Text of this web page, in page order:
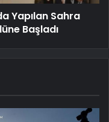
Yapılan Sahra
Başladı